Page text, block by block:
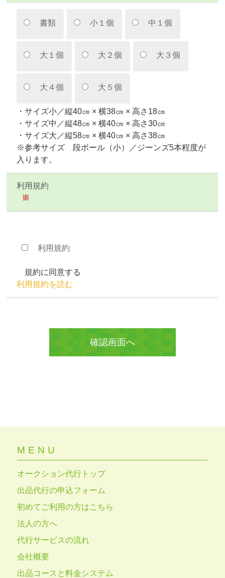
書類 小１個 中１個
大１個 大２個 大３個
大４個 大５個
・サイズ小／縦40㎝ × 横38㎝ × 高さ18㎝
・サイズ中／縦48㎝ × 横40㎝ × 高さ30㎝
・サイズ大／縦58㎝ × 横40㎝ × 高さ38㎝
※参考サイズ 段ボール（小）／ジーンズ5本程度が
入ります。
利用規約
※
利用規約
規約に同意する
利用規約を読む
MENU
オークション代行トップ
出品代行の申込フォーム
初めてご利用の方はこちら
法人の方へ
代行サービスの流れ
会社概要
出品コースと料金システム